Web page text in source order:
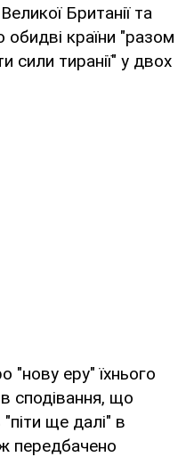
Британії та
країни "разом
сили тиранії" у двох
"нову еру" їхнього
сподівання, що
ще далі" в
передбачено